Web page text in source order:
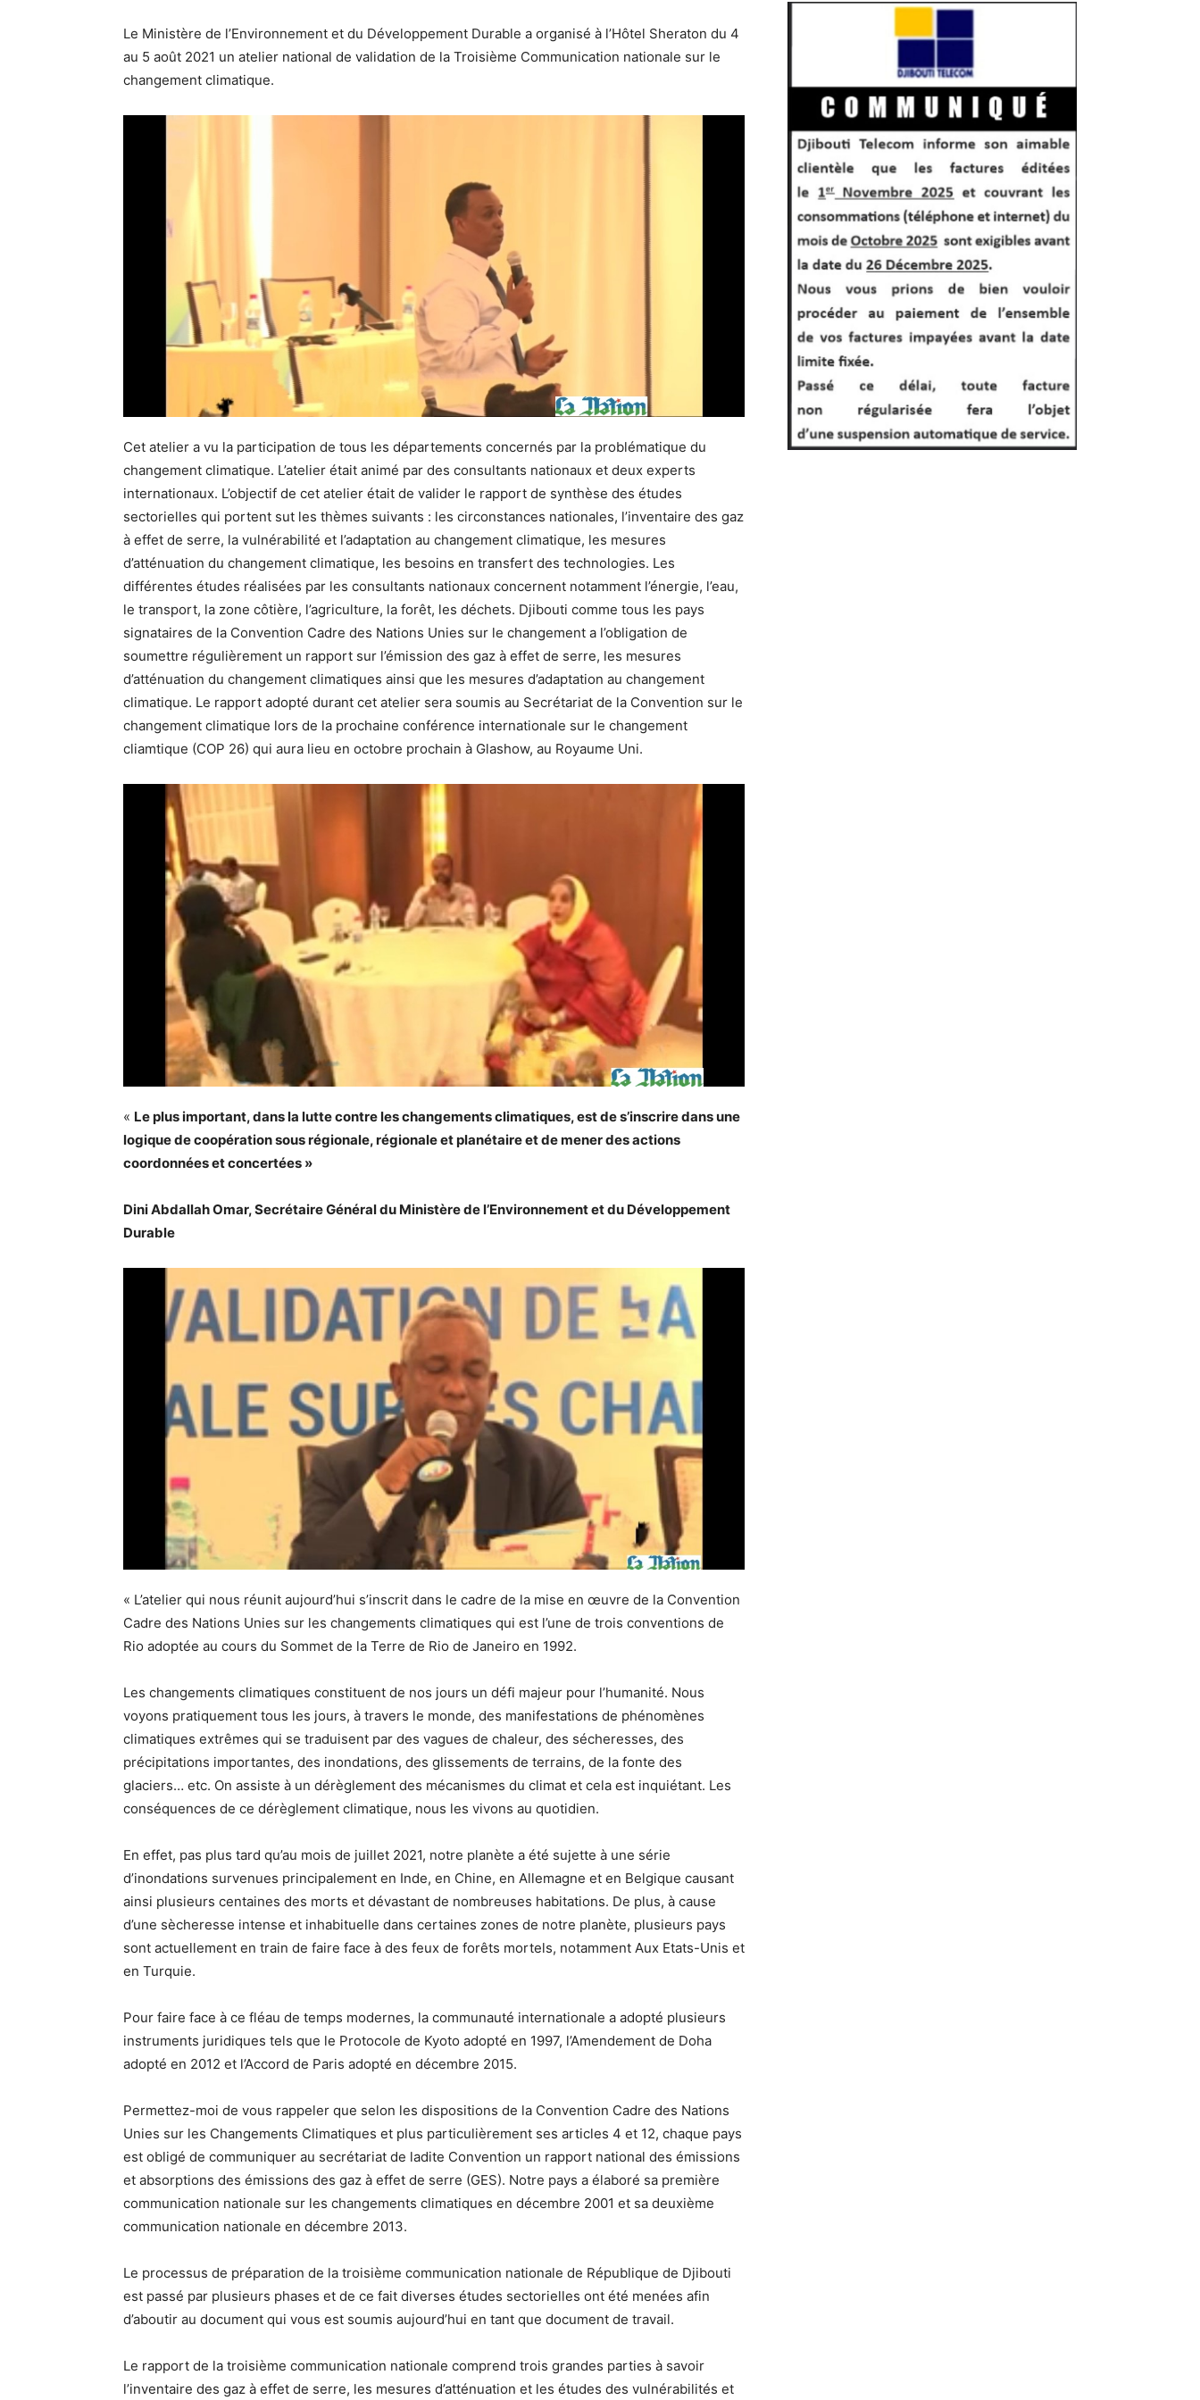
Le Ministère de l’Environnement et du Développement Durable a organisé à l’Hôtel Sheraton du 4
au 5 août 2021 un atelier national de validation de la Troisième Communication nationale sur le
changement climatique.
Cet atelier a vu la participation de tous les départements concernés par la problématique du
changement climatique. L’atelier était animé par des consultants nationaux et deux experts
internationaux. L’objectif de cet atelier était de valider le rapport de synthèse des études
sectorielles qui portent sut les thèmes suivants : les circonstances nationales, l’inventaire des gaz
à effet de serre, la vulnérabilité et l’adaptation au changement climatique, les mesures
d’atténuation du changement climatique, les besoins en transfert des technologies. Les
différentes études réalisées par les consultants nationaux concernent notamment l’énergie, l’eau,
le transport, la zone côtière, l’agriculture, la forêt, les déchets. Djibouti comme tous les pays
signataires de la Convention Cadre des Nations Unies sur le changement a l’obligation de
soumettre régulièrement un rapport sur l’émission des gaz à effet de serre, les mesures
d’atténuation du changement climatiques ainsi que les mesures d’adaptation au changement
climatique. Le rapport adopté durant cet atelier sera soumis au Secrétariat de la Convention sur le
changement climatique lors de la prochaine conférence internationale sur le changement
cliamtique (COP 26) qui aura lieu en octobre prochain à Glashow, au Royaume Uni.
« Le plus important, dans la lutte contre les changements climatiques, est de s’inscrire dans une
logique de coopération sous régionale, régionale et planétaire et de mener des actions
coordonnées et concertées »
Dini Abdallah Omar, Secrétaire Général du Ministère de l’Environnement et du Développement
Durable
« L’atelier qui nous réunit aujourd’hui s’inscrit dans le cadre de la mise en œuvre de la Convention
Cadre des Nations Unies sur les changements climatiques qui est l’une de trois conventions de
Rio adoptée au cours du Sommet de la Terre de Rio de Janeiro en 1992.
Les changements climatiques constituent de nos jours un défi majeur pour l’humanité. Nous
voyons pratiquement tous les jours, à travers le monde, des manifestations de phénomènes
climatiques extrêmes qui se traduisent par des vagues de chaleur, des sécheresses, des
précipitations importantes, des inondations, des glissements de terrains, de la fonte des
glaciers… etc. On assiste à un dérèglement des mécanismes du climat et cela est inquiétant. Les
conséquences de ce dérèglement climatique, nous les vivons au quotidien.
En effet, pas plus tard qu’au mois de juillet 2021, notre planète a été sujette à une série
d’inondations survenues principalement en Inde, en Chine, en Allemagne et en Belgique causant
ainsi plusieurs centaines des morts et dévastant de nombreuses habitations. De plus, à cause
d’une sècheresse intense et inhabituelle dans certaines zones de notre planète, plusieurs pays
sont actuellement en train de faire face à des feux de forêts mortels, notamment Aux Etats-Unis et
en Turquie.
Pour faire face à ce fléau de temps modernes, la communauté internationale a adopté plusieurs
instruments juridiques tels que le Protocole de Kyoto adopté en 1997, l’Amendement de Doha
adopté en 2012 et l’Accord de Paris adopté en décembre 2015.
Permettez-moi de vous rappeler que selon les dispositions de la Convention Cadre des Nations
Unies sur les Changements Climatiques et plus particulièrement ses articles 4 et 12, chaque pays
est obligé de communiquer au secrétariat de ladite Convention un rapport national des émissions
et absorptions des émissions des gaz à effet de serre (GES). Notre pays a élaboré sa première
communication nationale sur les changements climatiques en décembre 2001 et sa deuxième
communication nationale en décembre 2013.
Le processus de préparation de la troisième communication nationale de République de Djibouti
est passé par plusieurs phases et de ce fait diverses études sectorielles ont été menées afin
d’aboutir au document qui vous est soumis aujourd’hui en tant que document de travail.
Le rapport de la troisième communication nationale comprend trois grandes parties à savoir
l’inventaire des gaz à effet de serre, les mesures d’atténuation et les études des vulnérabilités et